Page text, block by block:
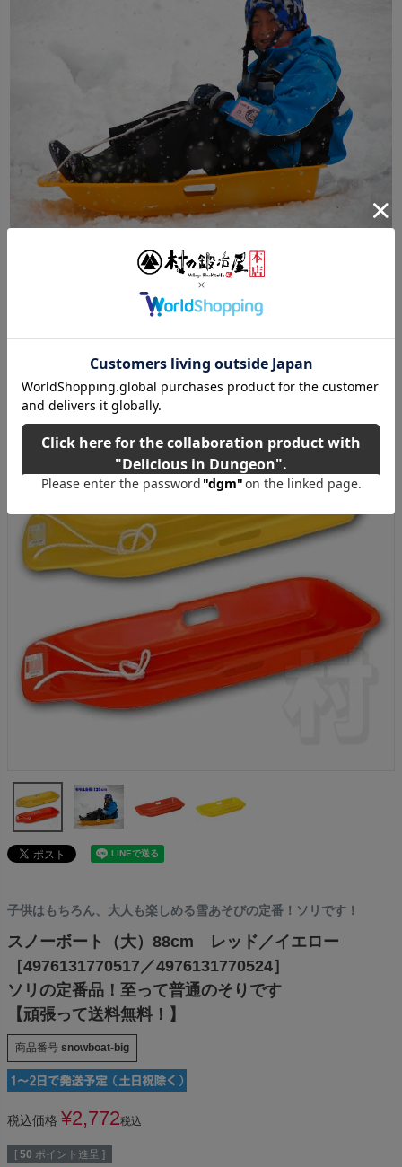
ご購入はこちら！
子供はもちろん、大人も楽しめる雪あそびの定番！ソリです！
スノーボート（大）88cm レッド／イエロー
［4976131770517／4976131770524］
ソリの定番品！至って普通のそりです
【頑張って送料無料！】
商品番号 snowboat-big
税込価格 ¥2,772税込
[ 50 ポイント進呈 ]